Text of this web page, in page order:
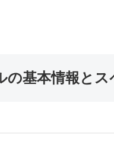
の基本情報とス